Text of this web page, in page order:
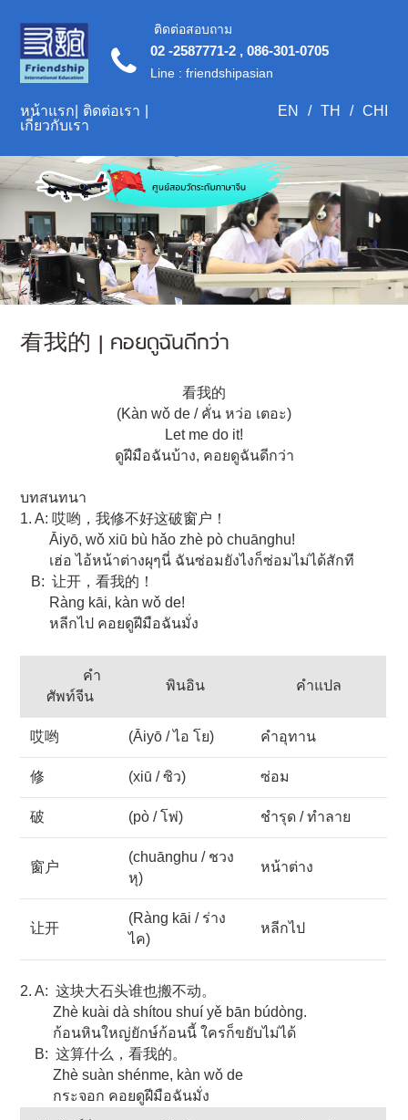
ติดต่อสอบถาม
02 -2587771-2 , 086-301-0705
Line : friendshipasian
หน้าแรก ติดต่อเรา
เกี่ยวกับเรา
EN / TH / CHI
看我的 | คอยดูฉันดีกว่า
看我的
(Kàn wǒ de / คั่น หว่อ เตอะ)
Let me do it!
ดูฝีมือฉันบ้าง, คอยดูฉันดีกว่า
บทสนทนา
1. A: 哎哟，我修不好这破窗户！
Āiyō, wǒ xiū bù hǎo zhè pò chuānghu!
เฮ่อ ไอ้หน้าต่างผุๆนี่ ฉันซ่อมยังไงก็ซ่อมไม่ได้สักที
B: 让开，看我的！
Ràng kāi, kàn wǒ de!
หลีกไป คอยดูฝีมือฉันมั่ง
คำ
ศัพท์จีน
พินอิน คำแปล
哎哟 (Āiyō / ไอ โย) คำอุทาน
修 (xiū / ซิว) ซ่อม
破 (pò / โพ่) ชำรุด / ทำลาย
窗户
(chuānghu / ชวง
หุ)
หน้าต่าง
让开
(Ràng kāi / ร่าง
ไค)
หลีกไป
2. A: 这块大石头谁也搬不动。
Zhè kuài dà shítou shuí yě bān búdòng.
ก้อนหินใหญ่ยักษ์ก้อนนี้ ใครก็ขยับไม่ได้
B: 这算什么，看我的。
Zhè suàn shénme, kàn wǒ de
กระจอก คอยดูฝีมือฉันมั่ง